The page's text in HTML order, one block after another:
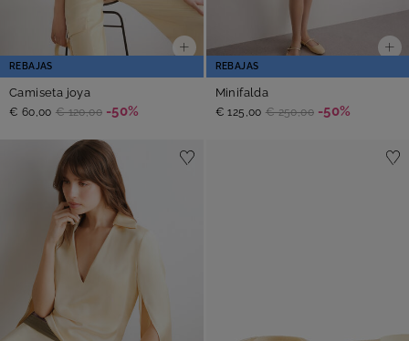
REBAJAS
Camiseta joya
€ 60,00 € 120,00 -50%
REBAJAS
Minifalda
€ 125,00 € 250,00 -50%